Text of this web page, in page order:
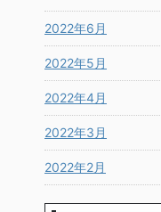
2022年6月
2022年5月
2022年4月
2022年3月
2022年2月